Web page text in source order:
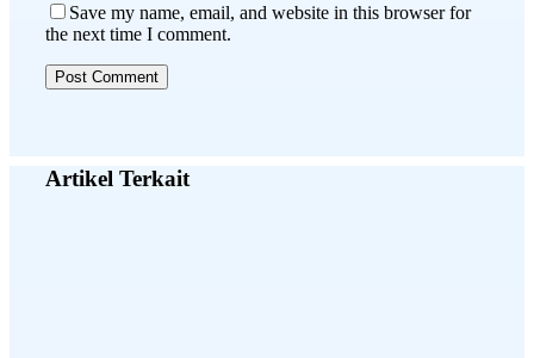
Save my name, email, and website in this browser for
the next time I comment.
Artikel Terkait